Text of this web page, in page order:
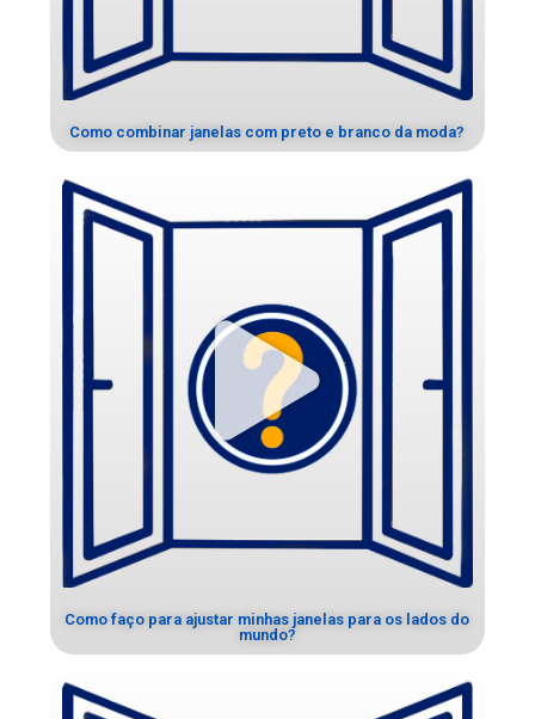
Como combinar janelas com preto e branco da moda?
Como faço para ajustar minhas janelas para os lados do
mundo?